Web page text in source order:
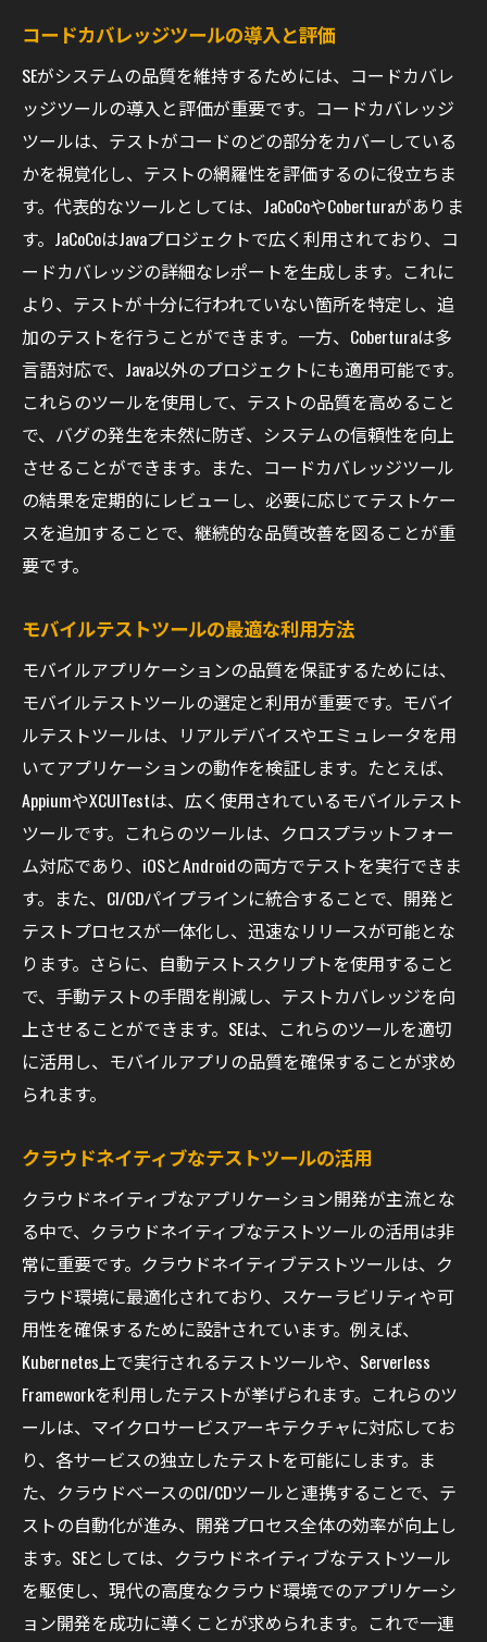
コードカバレッジツールの導入と評価
SEがシステムの品質を維持するためには、コードカバレ
ッジツールの導入と評価が重要です。コードカバレッジ
ツールは、テストがコードのどの部分をカバーしている
かを視覚化し、テストの網羅性を評価するのに役立ちま
す。代表的なツールとしては、JaCoCoやCoberturaがありま
す。JaCoCoはJavaプロジェクトで広く利用されており、コ
ードカバレッジの詳細なレポートを生成します。これに
より、テストが十分に行われていない箇所を特定し、追
加のテストを行うことができます。一方、Coberturaは多
言語対応で、Java以外のプロジェクトにも適用可能です。
これらのツールを使用して、テストの品質を高めること
で、バグの発生を未然に防ぎ、システムの信頼性を向上
させることができます。また、コードカバレッジツール
の結果を定期的にレビューし、必要に応じてテストケー
スを追加することで、継続的な品質改善を図ることが重
要です。
モバイルテストツールの最適な利用方法
モバイルアプリケーションの品質を保証するためには、
モバイルテストツールの選定と利用が重要です。モバイ
ルテストツールは、リアルデバイスやエミュレータを用
いてアプリケーションの動作を検証します。たとえば、
AppiumやXCUITestは、広く使用されているモバイルテスト
ツールです。これらのツールは、クロスプラットフォー
ム対応であり、iOSとAndroidの両方でテストを実行できま
す。また、CI/CDパイプラインに統合することで、開発と
テストプロセスが一体化し、迅速なリリースが可能とな
ります。さらに、自動テストスクリプトを使用すること
で、手動テストの手間を削減し、テストカバレッジを向
上させることができます。SEは、これらのツールを適切
に活用し、モバイルアプリの品質を確保することが求め
られます。
クラウドネイティブなテストツールの活用
クラウドネイティブなアプリケーション開発が主流とな
る中で、クラウドネイティブなテストツールの活用は非
常に重要です。クラウドネイティブテストツールは、ク
ラウド環境に最適化されており、スケーラビリティや可
用性を確保するために設計されています。例えば、
Kubernetes上で実行されるテストツールや、Serverless
Frameworkを利用したテストが挙げられます。これらのツ
ールは、マイクロサービスアーキテクチャに対応してお
り、各サービスの独立したテストを可能にします。ま
た、クラウドベースのCI/CDツールと連携することで、テ
ストの自動化が進み、開発プロセス全体の効率が向上し
ます。SEとしては、クラウドネイティブなテストツール
を駆使し、現代の高度なクラウド環境でのアプリケーシ
ョン開発を成功に導くことが求められます。これで一連